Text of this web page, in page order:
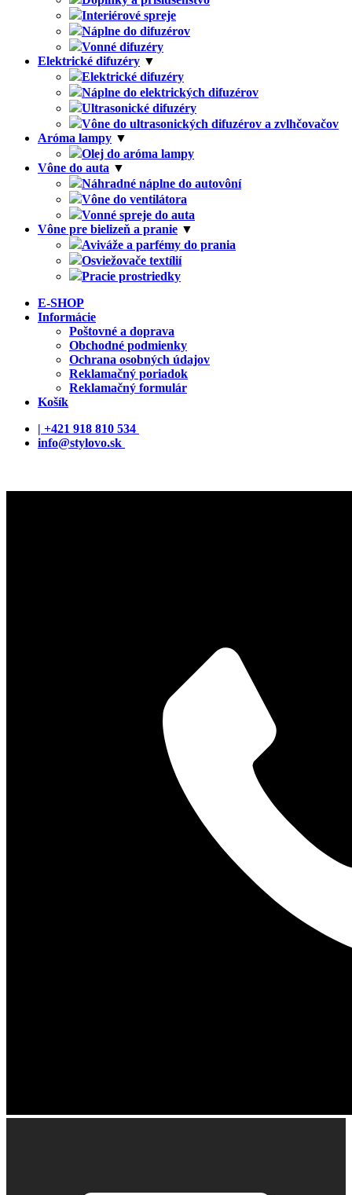
Interiérové spreje
Náplne do difuzérov
Vonné difuzéry
Elektrické difuzéry ▼
Elektrické difuzéry
Náplne do elektrických difuzérov
Ultrasonické difuzéry
Vône do ultrasonických difuzérov a zvlhčovačov
Aróma lampy ▼
Olej do aróma lampy
Vône do auta ▼
Náhradné náplne do autovôní
Vône do ventilátora
Vonné spreje do auta
Vône pre bielizeň a pranie ▼
Aviváže a parfémy do prania
Osviežovače textílií
Pracie prostriedky
E-SHOP
Informácie
Poštovné a doprava
Obchodné podmienky
Ochrana osobných údajov
Reklamačný poriadok
Reklamačný formulár
Košík
| +421 918 810 534
info@stylovo.sk